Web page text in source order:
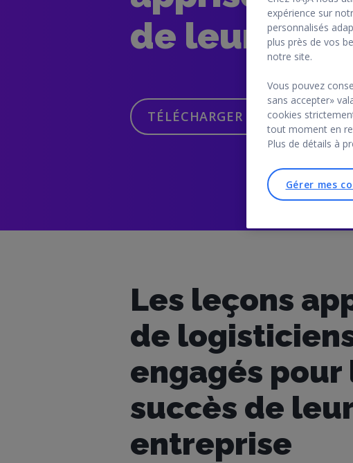
de leur
TÉLÉCHARGER LE GUIDE
Les leçons
de
engagés pour
succès de
entreprise
expérience sur
personnalisés
plus près de vos
notre site.
Vous pouvez
sans accepter»
cookies
tout moment en
Plus de détails à
Gérer mes